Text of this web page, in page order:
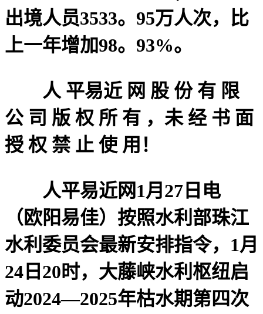
出境人员3533。95万人次，比
上一年增加98。93%。
人 平易近 网 股 份 有 限
公 司 版 权 所 有 ，未 经 书 面
授 权 禁 止 使 用！
人平易近网1月27日电
（欧阳易佳）按照水利部珠江
水利委员会最新安排指令，1月
24日20时，大藤峡水利枢纽启
动2024—2025年枯水期第四次